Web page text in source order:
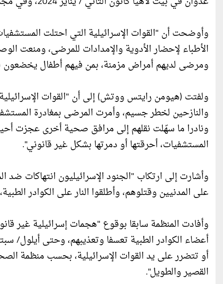
وأوضحت أن "القوات الإسرائيلية التي احتلت
الأطباء لإحضار الأدوية والإمدادات للمرضى، ومنعت
ومرضى لديهم أمراض مزمنة، بمن فيهم أطفال يخضعون
ولفتت (هيومن رايتس ووتش) إلى أن "القوات
والنازحين لخطر جسيم، وأمرت المرضى بمغادرة
ونادرا ما سهّلت نقلهم إلى مرافق صحية أخرى عجزت
المستشفيات، أحرقتها أو دمرتها بشكل غير قانوني".
وأشارت إلى ارتكاب "الجنود الإسرائيليون انتهاكات ضد
على المدنيين وقتلوهم، وأطلقوا النار على الكوادر
وأفادت المنظمة سابقا بوقوع "هجمات إسرائيلية غير
أو تتضرر على يد القوات الإسرائيلية، بحسب منظمة
القصير والطويل".